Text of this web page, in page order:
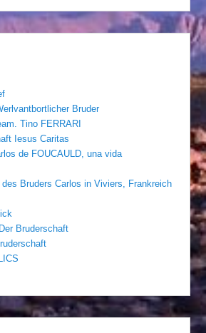
Bruder
Tino FERRARI
Iesus Caritas
de FOUCAULD, una vida
Bruders Carlos in Viviers, Frankreich
Bruderschaft